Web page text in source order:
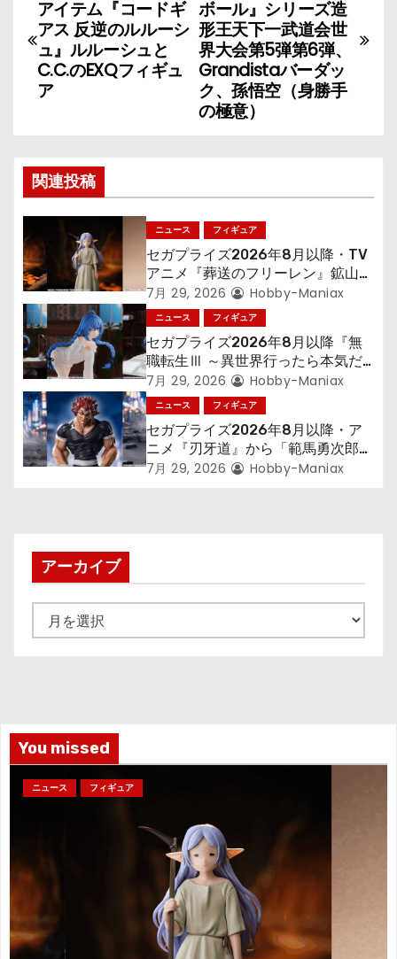
稿
ナ
ビ
ー
シ
ョ
ン
ボール』シリーズ造
形王天下一武道会世
界大会第5弾第6弾、
Grandistaバーダッ
ク、孫悟空（身勝手
の極意）
アイテム『コードギ
アス 反逆のルルーシ
ュ』ルルーシュと
C.C.のEXQフィギュ
ア
関連投稿
ニュース フィギュア
セガプライズ2026年8月以降・TV
アニメ『葬送のフリーレン』鉱山で
300年働くことになっっちゃった
「フリーレン」を立体化！
7月 29, 2026 Hobby-Maniax
ニュース フィギュア
セガプライズ2026年8月以降『無
職転生Ⅲ ～異世界行ったら本気だ
す～』から「ロキシー」のフィギュ
アが登場！
7月 29, 2026 Hobby-Maniax
ニュース フィギュア
セガプライズ2026年8月以降・ア
ニメ『刃牙道』から「範馬勇次郎」
が登場ッッ!!
7月 29, 2026 Hobby-Maniax
アーカイブ
ー
You missed
ニュース フィギュア